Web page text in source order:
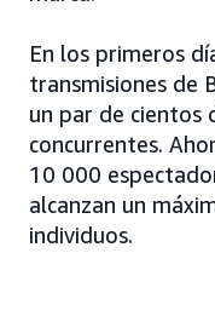
En los primeros
transmisiones de
un par de cientos
concurrentes.
10 000
alcanzan un
individuos.